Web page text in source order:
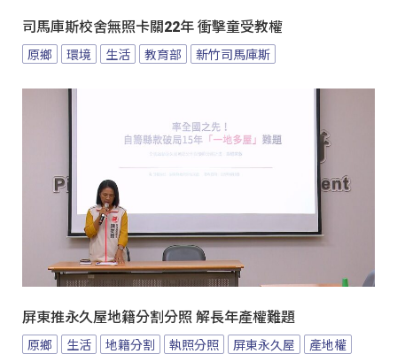
司馬庫斯校舍無照卡關22年 衝擊童受教權
原鄉 環境 生活 教育部 新竹司馬庫斯
屏東推永久屋地籍分割分照 解長年產權難題
原鄉 生活 地籍分割 執照分照 屏東永久屋 產地權